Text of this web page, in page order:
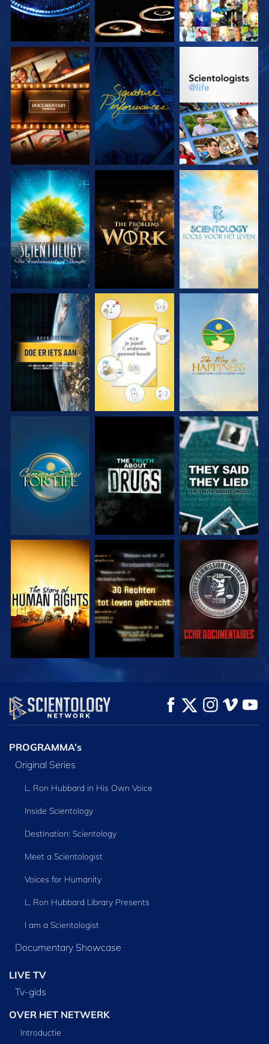
VERKEN DE SERIE KIJK VERKEN DE SERIE
VERKEN DE SERIE VERKEN DE SERIE VERKEN DE SERIE
KIJK KIJK KIJK
KIJK KIJK KIJK
KIJK KIJK KIJK
KIJK VERKEN DE SERIE
PROGRAMMA’s
Original Series
L. Ron Hubbard in His Own Voice
Inside Scientology
Destination: Scientology
Meet a Scientologist
Voices for Humanity
L. Ron Hubbard Library Presents
I am a Scientologist
Documentary Showcase
LIVE TV
Tv‑gids
OVER HET NETWERK
Introductie